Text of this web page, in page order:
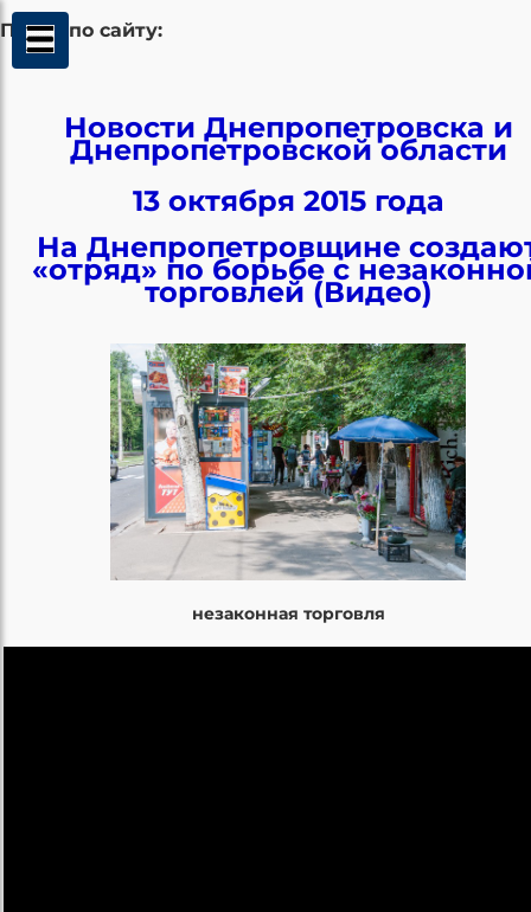
Поиск по сайту:
Новости Днепропетровска и
Днепропетровской области
13 октября 2015 года
На Днепропетровщине
«отряд» по борьбе с
торговлей (Видео)
незаконная торговля